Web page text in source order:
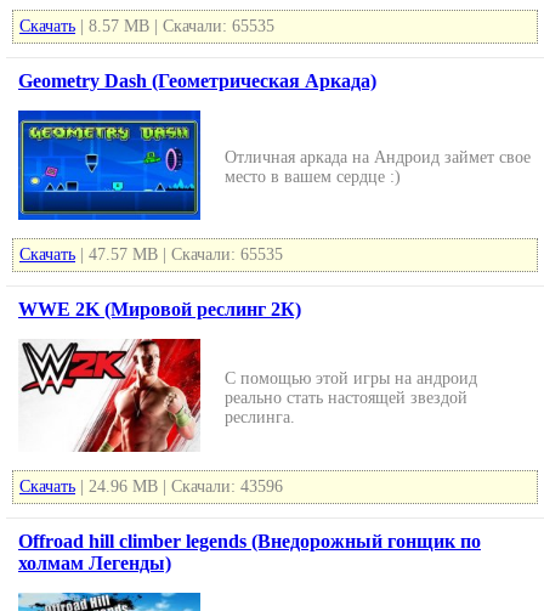
Скачать | 8.57 MB | Скачали: 65535
Geometry Dash (Геометрическая Аркада)
Отличная аркада на Андроид займет свое
место в вашем сердце :)
Скачать | 47.57 MB | Скачали: 65535
WWE 2K (Мировой реслинг 2К)
С помощью этой игры на андроид
реально стать настоящей звездой
реслинга.
Скачать | 24.96 MB | Скачали: 43596
Offroad hill climber legends (Внедорожный гонщик по
холмам Легенды)